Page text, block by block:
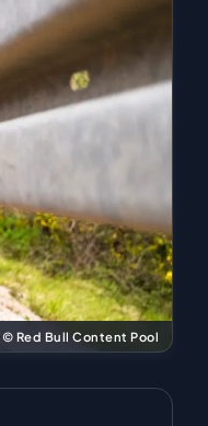
© Red Bull Content Pool